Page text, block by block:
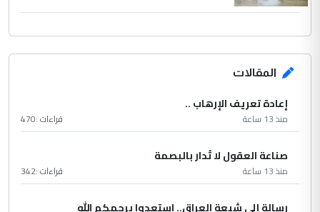
المقالات
إعادة تعريف الإرهاب ..
منذ 13 ساعة قراءات :470
صناعة العقول لا تُدار بالبصمة
منذ 13 ساعة قراءات :342
رسالة إلى شيعة العراق.. استعدوا يرحمكم الله